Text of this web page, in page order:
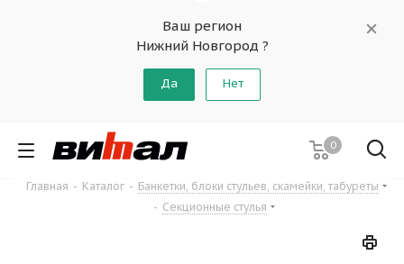
Ваш регион
Нижний Новгород ?
Да Нет
0
Главная - Каталог - Банкетки, блоки стульев, скамейки, табуреты
- Секционные стулья